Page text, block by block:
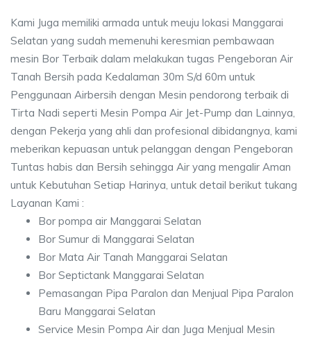
Kami Juga memiliki armada untuk meuju lokasi Manggarai
Selatan yang sudah memenuhi keresmian pembawaan
mesin Bor Terbaik dalam melakukan tugas Pengeboran Air
Tanah Bersih pada Kedalaman 30m S/d 60m untuk
Penggunaan Airbersih dengan Mesin pendorong terbaik di
Tirta Nadi seperti Mesin Pompa Air Jet-Pump dan Lainnya,
dengan Pekerja yang ahli dan profesional dibidangnya, kami
meberikan kepuasan untuk pelanggan dengan Pengeboran
Tuntas habis dan Bersih sehingga Air yang mengalir Aman
untuk Kebutuhan Setiap Harinya, untuk detail berikut tukang
Layanan Kami :
Bor pompa air Manggarai Selatan
Bor Sumur di Manggarai Selatan
Bor Mata Air Tanah Manggarai Selatan
Bor Septictank Manggarai Selatan
Pemasangan Pipa Paralon dan Menjual Pipa Paralon
Baru Manggarai Selatan
Service Mesin Pompa Air dan Juga Menjual Mesin